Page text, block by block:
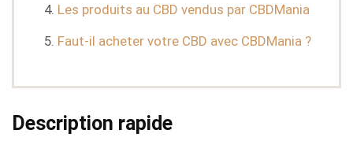
Les produits au CBD vendus par CBDMania
Faut-il acheter votre CBD avec CBDMania ?
Description rapide